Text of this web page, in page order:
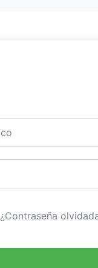
¿Contraseña